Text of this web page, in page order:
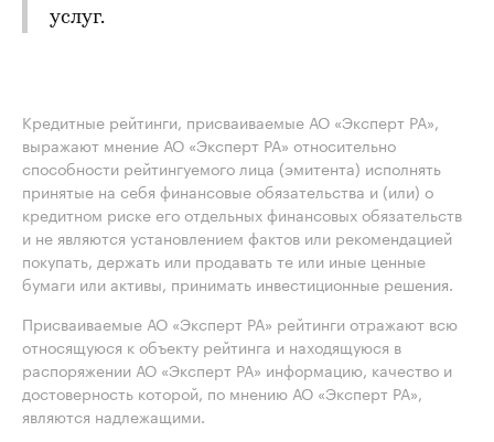
услуг.
Кредитные рейтинги, присваиваемые АО «Эксперт РА»,
выражают мнение АО «Эксперт РА» относительно
способности рейтингуемого лица (эмитента) исполнять
принятые на себя финансовые обязательства и (или) о
кредитном риске его отдельных финансовых обязательств
и не являются установлением фактов или рекомендацией
покупать, держать или продавать те или иные ценные
бумаги или активы, принимать инвестиционные решения.
Присваиваемые АО «Эксперт РА» рейтинги отражают всю
относящуюся к объекту рейтинга и находящуюся в
распоряжении АО «Эксперт РА» информацию, качество и
достоверность которой, по мнению АО «Эксперт РА»,
являются надлежащими.